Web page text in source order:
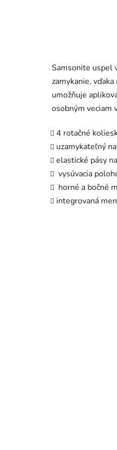
Samsonite uspel
zamykanie,
umožňuje
osobným veciam
4 rotačné
uzamykateľný
elastické pásy
vysúvacia
horné a bočné
integrovaná